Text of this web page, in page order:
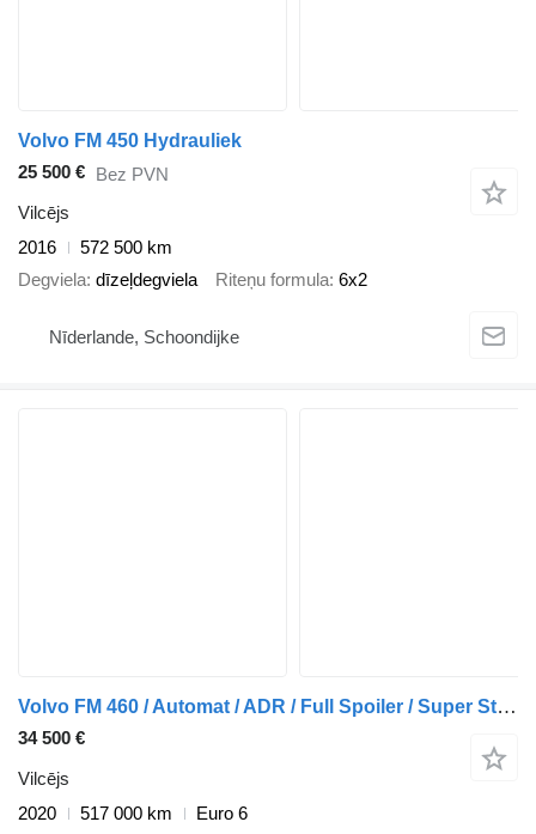
Volvo FM 450 Hydrauliek
25 500 € Bez PVN
Vilcējs
2016
572 500 km
Degviela dīzeļdegviela Riteņu formula 6x2
Nīderlande, Schoondijke
Volvo FM 460 / Automat / ADR / Full Spoiler / Super Stan / z Francji
34 500 €
Vilcējs
2020
517 000 km
Euro 6